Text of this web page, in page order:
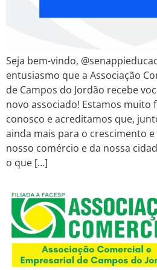
Seja bem-vindo,
entusiasmo que a Associação
de Campos do Jordão recebe
novo associado! Estamos muito
conosco e acreditamos que,
ainda mais para o crescimento
nosso comércio e da nossa
o que […]